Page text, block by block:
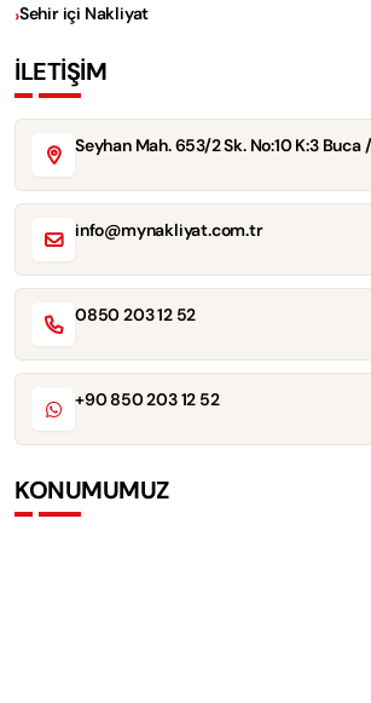
Sehir içi Nakliyat
İLETİŞİM
Seyhan Mah. 653/2 Sk. No:10 K:3 Buca
info@mynakliyat.com.tr
0850 203 12 52
+90 850 203 12 52
KONUMUMUZ